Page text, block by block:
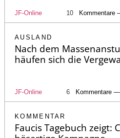
JF-Online 10 Kommentare
AUSLAND
Nach dem
häufen sich die
JF-Online 6 Kommentare
KOMMENTAR
Faucis Tagebuch zeigt: